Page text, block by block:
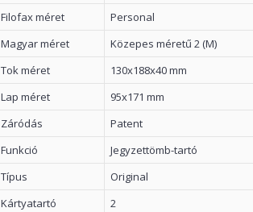
Filofax méret
Personal
Magyar méret
Közepes méretű 2 (M)
Tok méret
130x188x40 mm
Lap méret
95x171 mm
Záródás
Patent
Funkció
Jegyzettömb-tartó
Típus
Original
Kártyatartó
2